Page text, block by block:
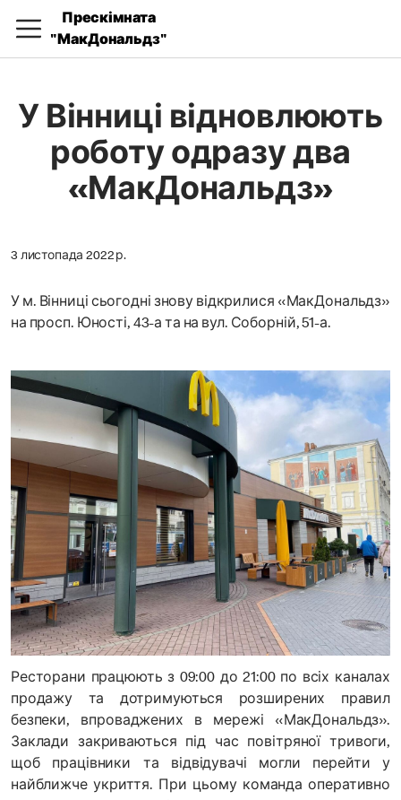
Прескімната
"МакДональдз"
У Вінниці відновлюють
роботу одразу два
«МакДональдз»
3 листопада 2022 р.
У м. Вінниці сьогодні знову відкрилися «МакДональдз»
на просп. Юності, 43-а та на вул. Соборній, 51-а.
Ресторани працюють з 09:00 до 21:00 по всіх каналах
продажу та дотримуються розширених правил
безпеки, впроваджених в мережі «МакДональдз».
Заклади закриваються під час повітряної тривоги,
щоб працівники та відвідувачі могли перейти у
найближче укриття. При цьому команда оперативно